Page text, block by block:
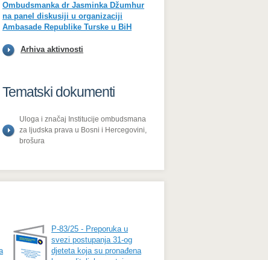
Ombudsmanka dr Jasminka Džumhur
na panel diskusiji u organizaciji
Ambasade Republike Turske u BiH
Arhiva aktivnosti
Tematski dokumenti
Uloga i značaj Institucije ombudsmana
za ljudska prava u Bosni i Hercegovini,
brošura
P-83/25 - Preporuka u
svezi postupanja 31-og
djeteta koja su pronađena